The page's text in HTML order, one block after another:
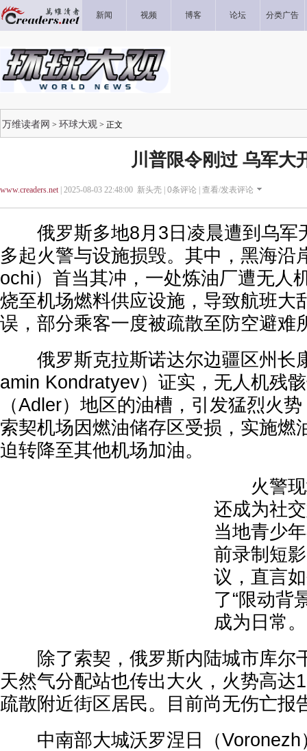
新闻 视频 博客 论坛 分类广告
万维读者网 > 环球大观 > 正文
川普限令刚过 乌军大
www.creaders.net| 2025-08-03 22:48:00 新头壳 | 0条评论 | 查看/发表评论
俄罗斯多地8月3日凌晨遭到乌军
多起火警与设施损毁。其中，黑海沿
ochi）首当其冲，一处炼油厂遭无人
烧至机场燃料供应设施，导致航班大
误，部分乘客一度被疏散至防空避难
俄罗斯克拉斯诺达尔边疆区州长
amin Kondratyev）证实，无人机残
（Adler）地区的油槽，引发猛烈火
索契机场因燃油储存区受损，实施燃
迫转降至其他机场加油。
火警现
还成为社
当地青少
前录制短
议，直言
了“限动背
成为日常。
除了索契，俄罗斯内陆城市库尔
天然气分配站也传出大火，火势高达
疏散附近街区居民。目前尚无伤亡报
中南部大城沃罗涅日（Voronezh